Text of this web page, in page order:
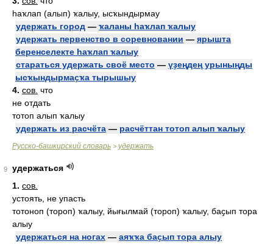
һаҡлап (алып) ҡалыу, ысҡындырмау
удержать город — ҡаланы һаҡлап ҡалыу
удержать первенство в соревновании — ярышта
беренселекте һаҡлап ҡалыу
стараться удержать своё место — үҙеңдең урыныңды
ысҡындырмаҫҡа тырышыу
4. сов. что
не отдать
тотоп алып ҡалыу
удержать из расчёта — расчёттан тотоп алып ҡалыу
Русско-башкирский словарь > удержать
9
удержаться
1. сов.
устоять, не упасть
тотоноп (тороп) ҡалыу, йығылмай (тороп) ҡалыу, баҫып тора
алыу
удержаться на ногах — аяҡҡа баҫып тора алыу